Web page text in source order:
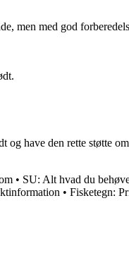
med god
have den rette støtte
• SU: Alt hvad du
• Fisketegn: